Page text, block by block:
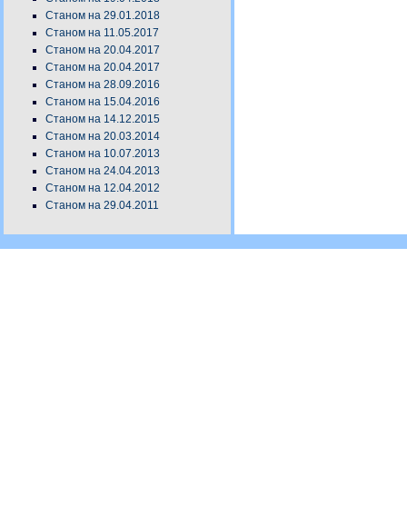
Станом на 29.01.2018
Станом на 11.05.2017
Станом на 20.04.2017
Станом на 20.04.2017
Станом на 28.09.2016
Станом на 15.04.2016
Станом на 14.12.2015
Станом на 20.03.2014
Станом на 10.07.2013
Станом на 24.04.2013
Станом на 12.04.2012
Станом на 29.04.2011